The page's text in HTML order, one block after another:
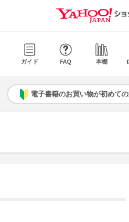
ガイド FAQ 本棚
電子書籍のお買い物が初めて